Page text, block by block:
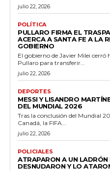
julio 22, 2026
POLÍTICA
PULLARO FIRMA EL
ACERCA A SANTA FE A LA
GOBIERNO
El gobierno de Javier Milei
Pullaro para transferir...
julio 22, 2026
DEPORTES
MESSI Y LISANDRO
DEL MUNDIAL 2026
Tras la conclusión del Mundial
Canadá, la FIFA...
julio 22, 2026
POLICIALES
ATRAPARON A UN
DESNUDARON Y LO